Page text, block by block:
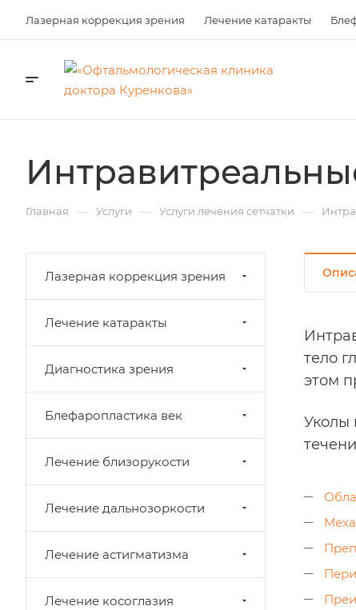
Лазерная коррекция зрения Лечение катаракты
Главная — Услуги — Услуги лечения сетчатки —
тело
этом
Уколы
Лазерная коррекция зрения
Лечение катаракты
Диагностика зрения
Блефаропластика век
Лечение близорукости
Лечение дальнозоркости
Лечение астигматизма
Лечение косоглазия